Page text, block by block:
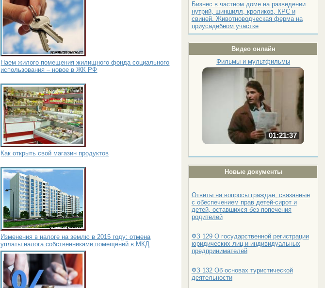
Бизнес в частном доме на разведении
нутрий, шиншилл, кроликов, КРС и
свиней. Животноводческая ферма на
приусадебном участке
Видео онлайн
Фильмы и мультфильмы
01:21:37
Новые документы
Ответы на вопросы граждан, связанные
с обеспечением прав детей-сирот и
детей, оставшихся без попечения
родителей
ФЗ 129 О государственной регистрации
юридических лиц и индивидуальных
предпринимателей
ФЗ 132 Об основах туристической
деятельности
Наем жилого помещения жилищного фонда социального
использования – новое в ЖК РФ
Как открыть свой магазин продуктов
Изменения в налоге на землю в 2015 году: отмена
уплаты налога собственниками помещений в МКД